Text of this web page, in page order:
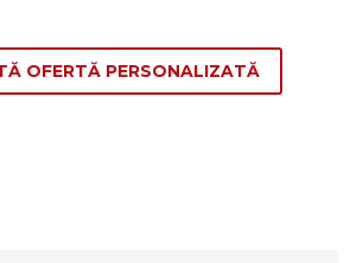
OFERTĂ PERSONALIZATĂ